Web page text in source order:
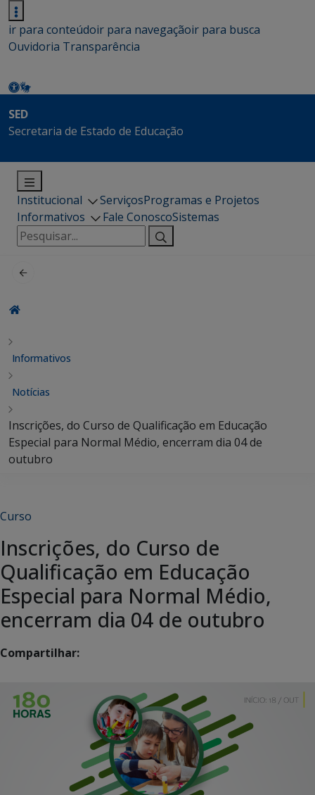
ir para conteúdoir para navegaçãoir para busca
Ouvidoria Transparência
SED
Secretaria de Estado de Educação
Institucional ServiçosProgramas e Projetos
Informativos
Fale ConoscoSistemas
Pesquisar
por:
Informativos
Notícias
Inscrições, do Curso de Qualificação em Educação
Especial para Normal Médio, encerram dia 04 de
outubro
Curso
Inscrições, do Curso de
Qualificação em Educação
Especial para Normal Médio,
encerram dia 04 de outubro
Compartilhar: